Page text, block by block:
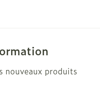
nouveaux produits